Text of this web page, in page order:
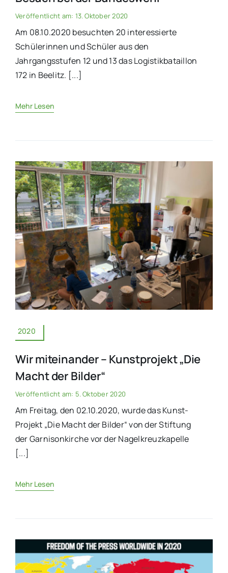
Veröffentlicht am: 13. Oktober 2020
Am 08.10.2020 besuchten 20 interessierte
Schülerinnen und Schüler aus den
Jahrgangsstufen 12 und 13 das Logistikbataillon
172 in Beelitz. [...]
Mehr Lesen
2020
Wir miteinander – Kunstprojekt „Die
Macht der Bilder“
Veröffentlicht am: 5. Oktober 2020
Am Freitag, den 02.10.2020, wurde das Kunst-
Projekt „Die Macht der Bilder“ von der Stiftung
der Garnisonkirche vor der Nagelkreuzkapelle
[...]
Mehr Lesen